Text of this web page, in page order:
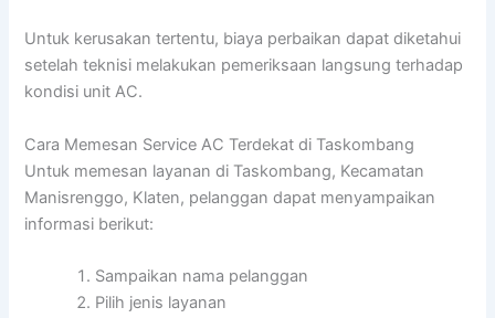
Untuk kerusakan tertentu, biaya perbaikan dapat diketahui
setelah teknisi melakukan pemeriksaan langsung terhadap
kondisi unit AC.
Cara Memesan Service AC Terdekat di Taskombang
Untuk memesan layanan di Taskombang, Kecamatan
Manisrenggo, Klaten, pelanggan dapat menyampaikan
informasi berikut:
Sampaikan nama pelanggan
Pilih jenis layanan